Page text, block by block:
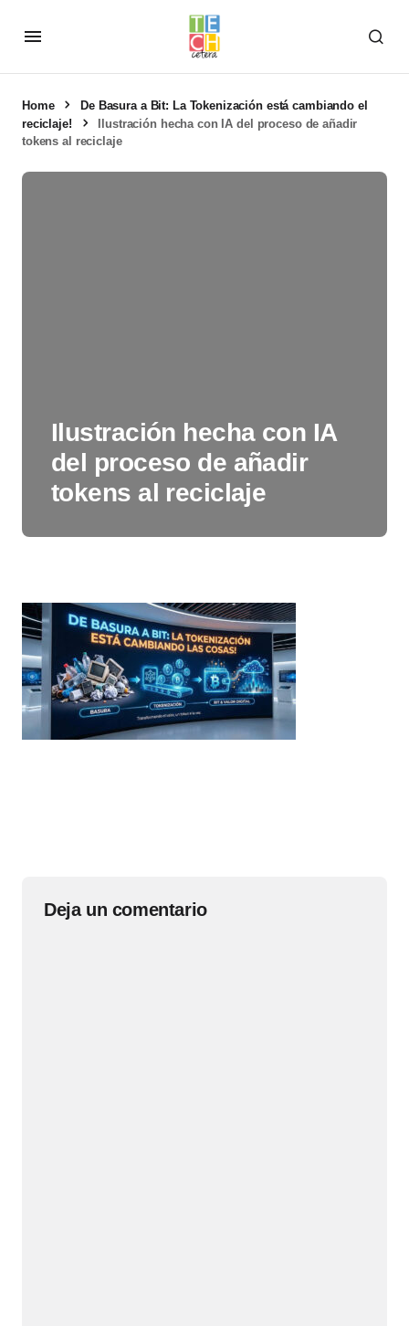
Home
De Basura a Bit: La Tokenización está cambiando el
reciclaje!
Ilustración hecha con IA del proceso de añadir
tokens al reciclaje
Ilustración hecha con IA
del proceso de añadir
tokens al reciclaje
Deja un comentario